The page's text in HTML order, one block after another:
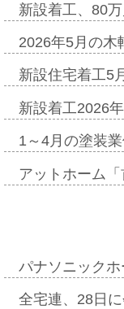
新設着工、80
2026年5月の
新設住宅着工5
新設着工2026
1～4月の塗装
アットホーム
パナソニック
全宅連、28日